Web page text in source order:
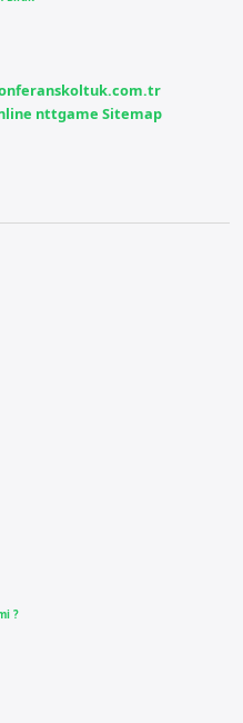
nttgame Sitemap
?